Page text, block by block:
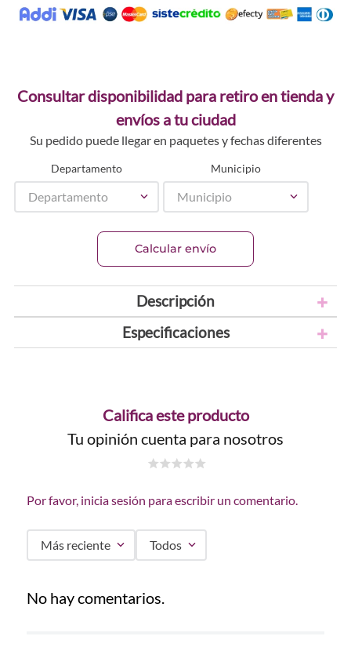
Consultar disponibilidad para retiro en tienda y
envíos a tu ciudad
Su pedido puede llegar en paquetes y fechas diferentes
Departamento
Departamento
Municipio
Municipio
Calcular envío
Descripción
Especificaciones
Califica este producto
Tu opinión cuenta para nosotros
Por favor, inicia sesión para escribir un comentario.
Más reciente Todos
No hay comentarios.